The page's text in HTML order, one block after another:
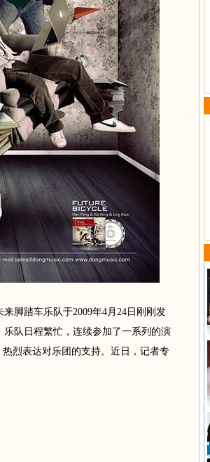
脚踏车乐队于2009年4月24日刚刚发
队日程繁忙，连续参加了一系列的演
烈表达对乐团的支持。近日，记者专